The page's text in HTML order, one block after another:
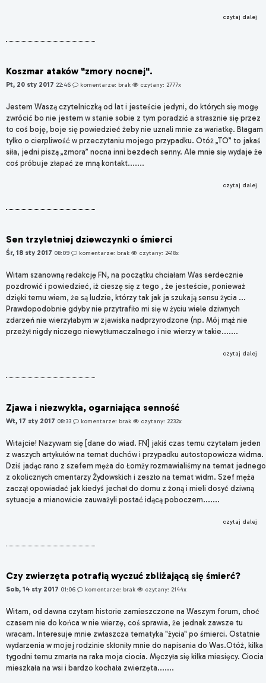
czytaj dalej
Koszmar ataków "zmory nocnej".
Pt, 20 sty 2017 22:46 komentarze: brak czytany: 2777x
Jestem Waszą czytelniczką od lat i jesteście jedyni, do których się mogę
zwrócić bo nie jestem w stanie sobie z tym poradzić a strasznie się przez
to coś boję, boje się powiedzieć żeby nie uznali mnie za wariatkę. Błagam
tylko o cierpliwość w przeczytaniu mojego przypadku. Otóż „TO” to jakaś
siła, jedni piszą „zmora” nocna inni bezdech senny. Ale mnie się wydaje że
coś próbuje złapać ze mną kontakt.......
czytaj dalej
Sen trzyletniej dziewczynki o śmierci
Śr, 18 sty 2017 08:09 komentarze: brak czytany: 2418x
Witam szanowną redakcję FN, na początku chciałam Was serdecznie
pozdrowić i powiedzieć, iż cieszę się z tego , że jesteście, ponieważ
dzięki temu wiem, że są ludzie, którzy tak jak ja szukają sensu życia ...
Prawdopodobnie gdyby nie przytrafiło mi się w życiu wiele dziwnych
zdarzeń nie wierzyłabym w zjawiska nadprzyrodzone (np. Mój mąż nie
przeżył nigdy niczego niewytłumaczalnego i nie wierzy w takie.......
czytaj dalej
Zjawa i niezwykła, ogarniająca senność
Wt, 17 sty 2017 08:33 komentarze: brak czytany: 2232x
Witajcie! Nazywam się [dane do wiad. FN] jakiś czas temu czytałam jeden
z waszych artykułów na temat duchów i przypadku autostopowicza widma.
Dziś jadąc rano z szefem męża do Łomży rozmawialiśmy na temat jednego
z okolicznych cmentarzy Żydowskich i zeszło na temat widm. Szef męża
zaczął opowiadać jak kiedyś jechał do domu z żoną i mieli dosyć dziwną
sytuacje a mianowicie zauważyli postać idącą poboczem.......
czytaj dalej
Czy zwierzęta potrafią wyczuć zbliżającą się śmierć?
Sob, 14 sty 2017 01:06 komentarze: brak czytany: 2144x
Witam, od dawna czytam historie zamieszczone na Waszym forum, choć
czasem nie do końca w nie wierzę, coś sprawia, że jednak zawsze tu
wracam. Interesuje mnie zwłaszcza tematyka "życia" po śmierci. Ostatnie
wydarzenia w mojej rodzinie skłoniły mnie do napisania do Was.Otóż, kilka
tygodni temu zmarła na raka moja ciocia. Męczyła się kilka miesięcy. Ciocia
mieszkała na wsi i bardzo kochała zwierzęta.......